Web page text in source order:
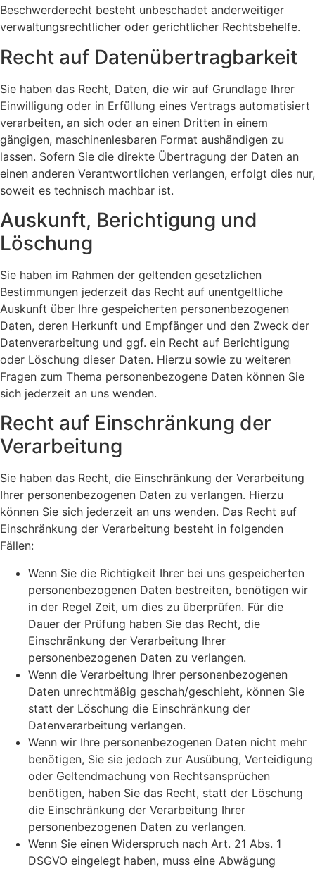
Beschwerderecht besteht unbeschadet anderweitiger
verwaltungsrechtlicher oder gerichtlicher Rechtsbehelfe.
Recht auf Daten­übertrag­barkeit
Sie haben das Recht, Daten, die wir auf Grundlage Ihrer
Einwilligung oder in Erfüllung eines Vertrags automatisiert
verarbeiten, an sich oder an einen Dritten in einem
gängigen, maschinenlesbaren Format aushändigen zu
lassen. Sofern Sie die direkte Übertragung der Daten an
einen anderen Verantwortlichen verlangen, erfolgt dies nur,
soweit es technisch machbar ist.
Auskunft, Berichtigung und
Löschung
Sie haben im Rahmen der geltenden gesetzlichen
Bestimmungen jederzeit das Recht auf unentgeltliche
Auskunft über Ihre gespeicherten personenbezogenen
Daten, deren Herkunft und Empfänger und den Zweck der
Datenverarbeitung und ggf. ein Recht auf Berichtigung
oder Löschung dieser Daten. Hierzu sowie zu weiteren
Fragen zum Thema personenbezogene Daten können Sie
sich jederzeit an uns wenden.
Recht auf Einschränkung der
Verarbeitung
Sie haben das Recht, die Einschränkung der Verarbeitung
Ihrer personenbezogenen Daten zu verlangen. Hierzu
können Sie sich jederzeit an uns wenden. Das Recht auf
Einschränkung der Verarbeitung besteht in folgenden
Fällen:
Wenn Sie die Richtigkeit Ihrer bei uns gespeicherten
personenbezogenen Daten bestreiten, benötigen wir
in der Regel Zeit, um dies zu überprüfen. Für die
Dauer der Prüfung haben Sie das Recht, die
Einschränkung der Verarbeitung Ihrer
personenbezogenen Daten zu verlangen.
Wenn die Verarbeitung Ihrer personenbezogenen
Daten unrechtmäßig geschah/geschieht, können Sie
statt der Löschung die Einschränkung der
Datenverarbeitung verlangen.
Wenn wir Ihre personenbezogenen Daten nicht mehr
benötigen, Sie sie jedoch zur Ausübung, Verteidigung
oder Geltendmachung von Rechtsansprüchen
benötigen, haben Sie das Recht, statt der Löschung
die Einschränkung der Verarbeitung Ihrer
personenbezogenen Daten zu verlangen.
Wenn Sie einen Widerspruch nach Art. 21 Abs. 1
DSGVO eingelegt haben, muss eine Abwägung